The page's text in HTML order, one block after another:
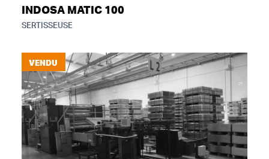
INDOSA MATIC 100
SERTISSEUSE
VENDU